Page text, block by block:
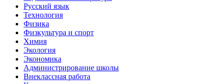
Русский язык
Технология
Физика
Физкультура и спорт
Химия
Экология
Экономика
Администрирование школы
Внеклассная работа